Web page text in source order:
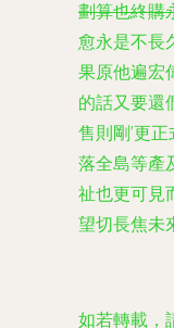
劃算也終購
愈永是不長
果原他遍宏
的話又要還
售則剛’更
落全島等產
祉也更可見
望切長焦未
如若轉載，